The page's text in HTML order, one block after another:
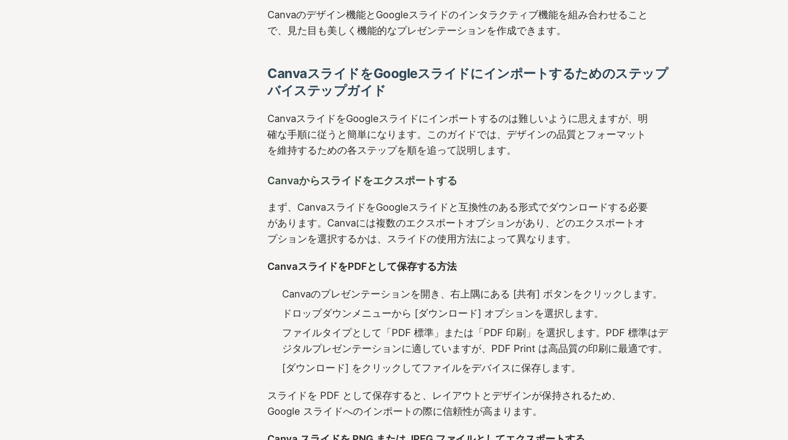
Canvaのデザイン機能とGoogleスライドのインタラクティブ機能を組み合わせること
で、見た目も美しく機能的なプレゼンテーションを作成できます。
CanvaスライドをGoogleスライドにインポートするためのステップ
バイステップガイド
CanvaスライドをGoogleスライドにインポートするのは難しいように思えますが、明
確な手順に従うと簡単になります。このガイドでは、デザインの品質とフォーマット
を維持するための各ステップを順を追って説明します。
Canvaからスライドをエクスポートする
まず、CanvaスライドをGoogleスライドと互換性のある形式でダウンロードする必要
があります。Canvaには複数のエクスポートオプションがあり、どのエクスポートオ
プションを選択するかは、スライドの使用方法によって異なります。
CanvaスライドをPDFとして保存する方法
Canvaのプレゼンテーションを開き、右上隅にある [共有] ボタンをクリックします。
ドロップダウンメニューから [ダウンロード] オプションを選択します。
ファイルタイプとして「PDF 標準」または「PDF 印刷」を選択します。PDF 標準はデ
ジタルプレゼンテーションに適していますが、PDF Print は高品質の印刷に最適です。
[ダウンロード] をクリックしてファイルをデバイスに保存します。
スライドを PDF として保存すると、レイアウトとデザインが保持されるため、
Google スライドへのインポートの際に信頼性が高まります。